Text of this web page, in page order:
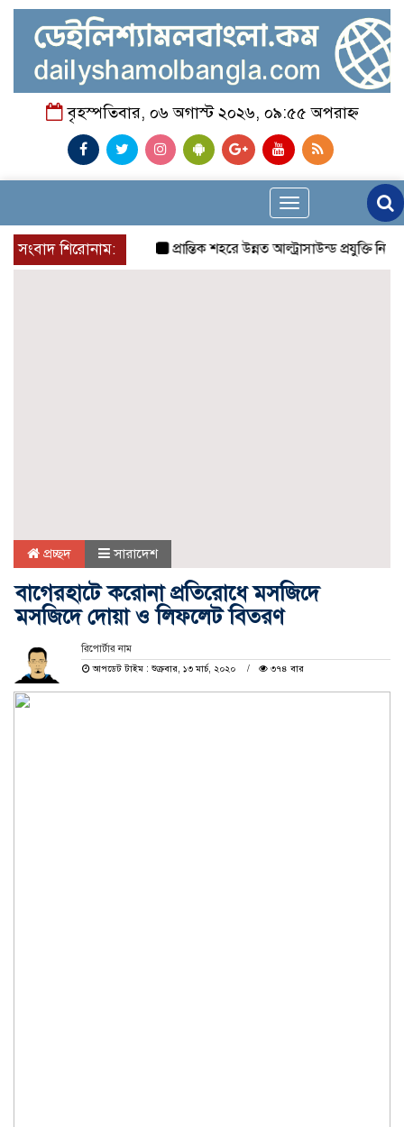
বৃহস্পতিবার, ০৬ অগাস্ট ২০২৬, ০৯:৫৫ অপরাহ্ন
Toggle
navigation
সংবাদ শিরোনাম:
প্রান্তিক শহরে উন্নত আল্ট্রাসাউন্ড প্রযুক্তি নিয়ে
প্রচ্ছদ সারাদেশ
বাগেরহাটে করোনা প্রতিরোধে মসজিদে
মসজিদে দোয়া ও লিফলেট বিতরণ
রিপোর্টার নাম
আপডেট টাইম : শুক্রবার, ১৩ মার্চ, ২০২০
৩৭৪ বার